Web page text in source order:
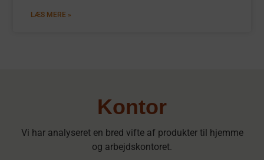
LÆS MERE »
Kontor
Vi har analyseret en bred vifte af produkter til hjemme
og arbejdskontoret.